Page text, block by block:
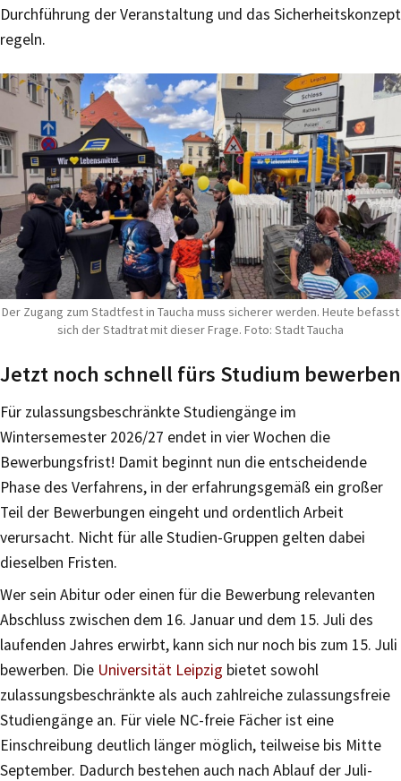
Durchführung der Veranstaltung und das Sicherheitskonzept
regeln.
Der Zugang zum Stadtfest in Taucha muss sicherer werden. Heute befasst
sich der Stadtrat mit dieser Frage. Foto: Stadt Taucha
Jetzt noch schnell fürs Studium bewerben
Für zulassungsbeschränkte Studiengänge im
Wintersemester 2026/27 endet in vier Wochen die
Bewerbungsfrist! Damit beginnt nun die entscheidende
Phase des Verfahrens, in der erfahrungsgemäß ein großer
Teil der Bewerbungen eingeht und ordentlich Arbeit
verursacht. Nicht für alle Studien-Gruppen gelten dabei
dieselben Fristen.
Wer sein Abitur oder einen für die Bewerbung relevanten
Abschluss zwischen dem 16. Januar und dem 15. Juli des
laufenden Jahres erwirbt, kann sich nur noch bis zum 15. Juli
bewerben. Die Universität Leipzig bietet sowohl
zulassungsbeschränkte als auch zahlreiche zulassungsfreie
Studiengänge an. Für viele NC-freie Fächer ist eine
Einschreibung deutlich länger möglich, teilweise bis Mitte
September. Dadurch bestehen auch nach Ablauf der Juli-